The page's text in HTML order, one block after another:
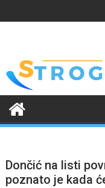
to
Dončić na listi
poznato je kada